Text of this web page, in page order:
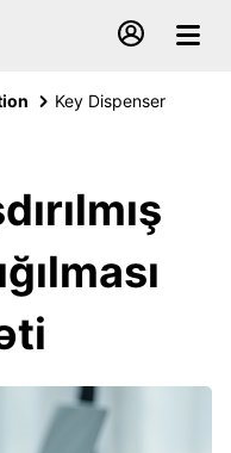
Key Dispenser